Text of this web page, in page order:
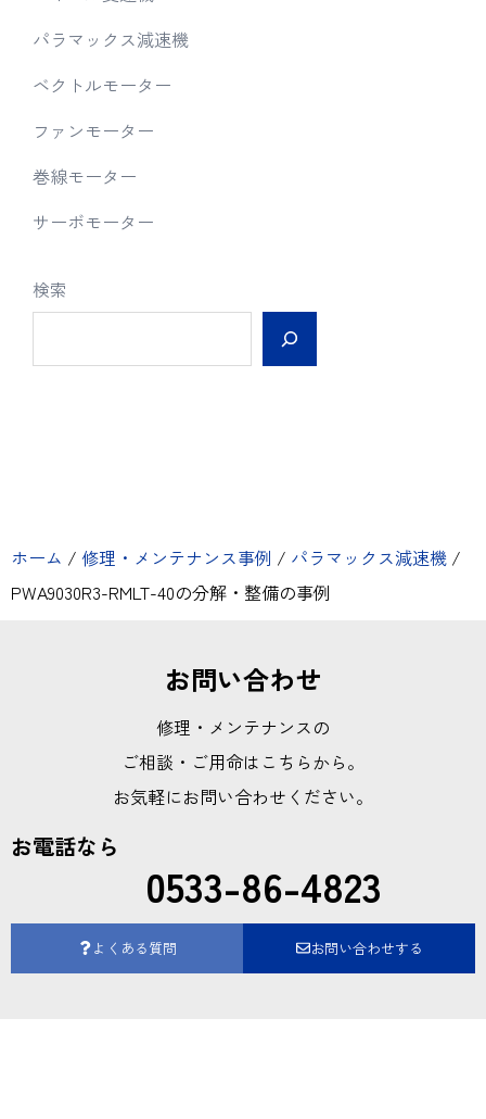
パラマックス減速機
ベクトルモーター
ファンモーター
巻線モーター
サーボモーター
検索
ホーム / 修理・メンテナンス事例 / パラマックス減速機 /
PWA9030R3-RMLT-40の分解・整備の事例
お問い合わせ
修理・メンテナンスの
ご相談・ご用命はこちらから。
お気軽にお問い合わせください。
お電話なら
0533-86-4823
よくある質問 お問い合わせする